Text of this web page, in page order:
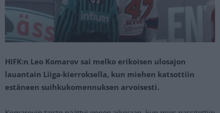
HIFK:n Leo Komarov sai melko erikoisen ulosajon
lauantain Liiga-kierroksella, kun miehen katsottiin
estäneen suihkukomennuksen arvoisesti.